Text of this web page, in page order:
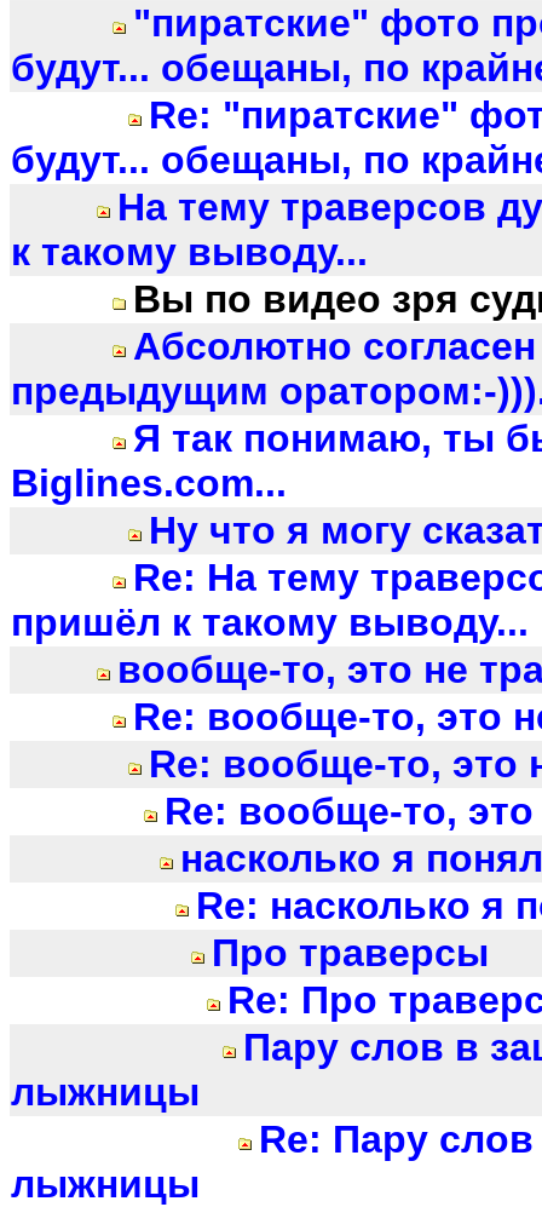
"пиратские" фото
будут... обещаны, по
Re: "пиратские"
будут... обещаны, по
На тему траверсов
к такому выводу...
Вы по видео зря
Абсолютно
предыдущим оратором:-
Я так понимаю, ты
Biglines.com...
Ну что я могу
Re: На тему
пришёл к такому выводу...
вообще-то, это не
Re: вообще-то, это
Re: вообще-то, это
Re: вообще-то,
насколько я
Re: насколько я
Про траверсы
Re: Про
Пару слов в
лыжницы
Re: Пару
лыжницы